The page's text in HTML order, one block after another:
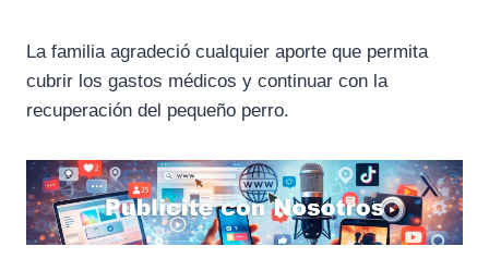
La familia agradeció cualquier aporte que permita
cubrir los gastos médicos y continuar con la
recuperación del pequeño perro.